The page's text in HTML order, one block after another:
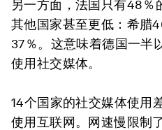
另一方面，法国只有48％
其他国家甚至更低：希腊
37％。这意味着德国一半
使用社交媒体。
14个国家的社交媒体使用
使用互联网。网速慢限制